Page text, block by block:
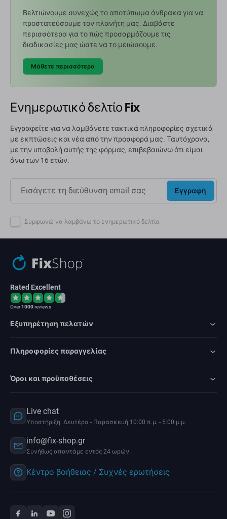
Βελτιώνουμε συνεχώς το αποτύπωμα άνθρακα για να
προστατεύσουμε τον πλανήτη μας. Διαβάστε
περισσότερα για το πώς προσαρμόζουμε τις
διαδικασίες μας ώστε να το μειώσουμε.
Μάθετε περισσότερα
Ενημερωτικό δελτίο Fix
Εγγραφείτε για να λαμβάνετε τακτικά πληροφορίες σχετικά
με εκπτώσεις και νέα από την προσφορά μας. Ταυτόχρονα,
με την υποβολή αυτής της φόρμας, επιβεβαιώνω ότι είμαι
άνω των 16 ετών.
Εγγραφή
Συμφωνώ να λαμβάνω το ενημερωτικό δελτίο.
Rated Excellent
Over1000reviews
Εξυπηρέτηση πελατών
Πληροφορίες παραγγελίας
Όροι και προϋποθέσεις
Live chat
Υποστήριξη: Δευτέρα - Παρασκευή 10:00 π.μ. - 5:00 μ.μ.
info@fix-shop.gr
Συνήθως απαντάμε εντός 24 ωρών.
Κέντρο βοήθειας / Συχνές ερωτήσεις